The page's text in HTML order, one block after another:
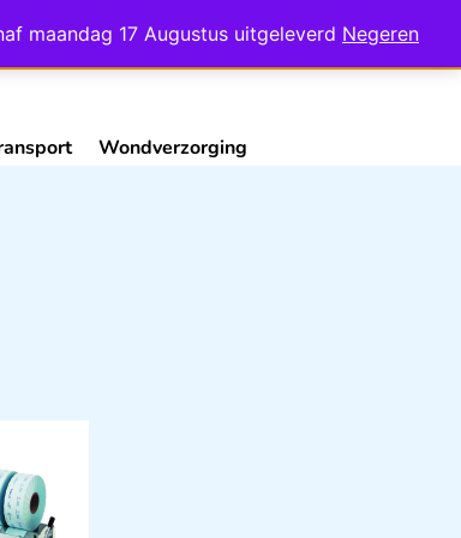
maandag 17 Augustus uitgeleverd Negeren
Contact
Wondverzorging